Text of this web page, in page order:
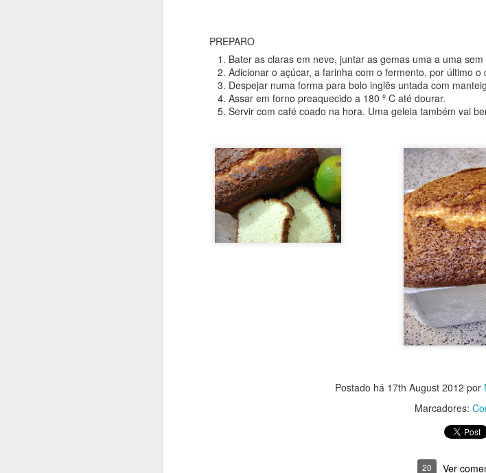
PREPARO
Bater as claras em neve, juntar as gemas uma a uma
Adicionar o açúcar, a farinha com o fermento, por último
Despejar numa forma para bolo inglês untada com
Assar em forno preaquecido a 180 º C até dourar.
Servir com café coado na hora. Uma geleia também vai
Postado há 17th August 2012 por
Marcadores:
20 Ver